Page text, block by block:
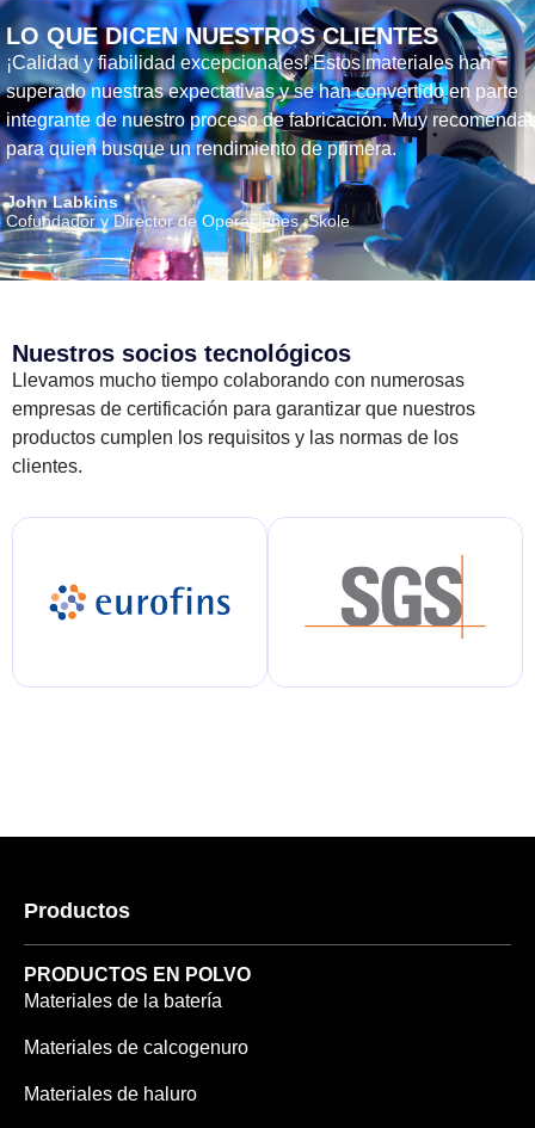
LO QUE DICEN NUESTROS CLIENTES
¡Calidad y fiabilidad excepcionales! Estos materiales han
superado nuestras expectativas y se han convertido en parte
integrante de nuestro proceso de fabricación. Muy
para quien busque un rendimiento de primera.
John Labkins
Cofundador y Director de Operaciones, Skole
Nuestros socios tecnológicos
Llevamos mucho tiempo colaborando con numerosas
empresas de certificación para garantizar que nuestros
productos cumplen los requisitos y las normas de los
clientes.
Productos
PRODUCTOS EN POLVO
Materiales de la batería
Materiales de calcogenuro
Materiales de haluro